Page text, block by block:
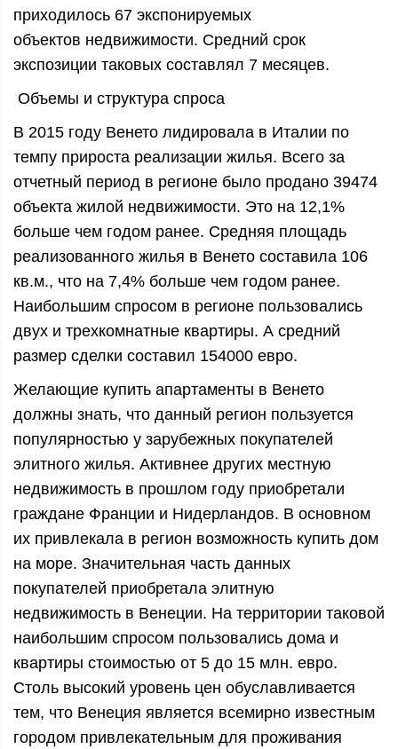
приходилось 67 экспонируемых
объектов недвижимости. Средний срок
экспозиции таковых составлял 7 месяцев.
Объемы и структура спроса
В 2015 году Венето лидировала в Италии по
темпу прироста реализации жилья. Всего за
отчетный период в регионе было продано 39474
объекта жилой недвижимости. Это на 12,1%
больше чем годом ранее. Средняя площадь
реализованного жилья в Венето составила 106
кв.м., что на 7,4% больше чем годом ранее.
Наибольшим спросом в регионе пользовались
двух и трехкомнатные квартиры. А средний
размер сделки составил 154000 евро.
Желающие купить апартаменты в Венето
должны знать, что данный регион пользуется
популярностью у зарубежных покупателей
элитного жилья. Активнее других местную
недвижимость в прошлом году приобретали
граждане Франции и Нидерландов. В основном
их привлекала в регион возможность купить дом
на море. Значительная часть данных
покупателей приобретала элитную
недвижимость в Венеции. На территории таковой
наибольшим спросом пользовались дома и
квартиры стоимостью от 5 до 15 млн. евро.
Столь высокий уровень цен обуславливается
тем, что Венеция является всемирно известным
городом привлекательным для проживания